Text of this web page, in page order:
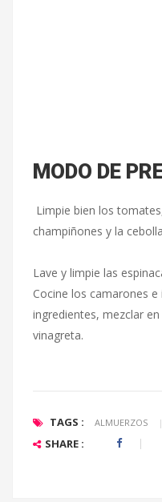
MODO DE
Limpie bien los
champiñones y la
Lave y limpie las
Cocine los camarones
ingredientes, mezclar
vinagreta.
TAGS : ALMUERZOS |
SHARE :